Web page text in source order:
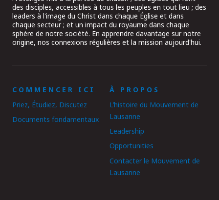
des disciples, accessibles à tous les peuples en tout lieu ; des
leaders à l'image du Christ dans chaque Église et dans
chaque secteur ; et un impact du royaume dans chaque
sphère de notre société. En apprendre davantage sur notre
origine, nos connexions régulières et la mission aujourd'hui.
COMMENCER ICI
Priez, Étudiez, Discutez
Documents fondamentaux
À PROPOS
L’histoire du Mouvement de
Lausanne
Leadership
Opportunities
Contacter le Mouvement de
Lausanne